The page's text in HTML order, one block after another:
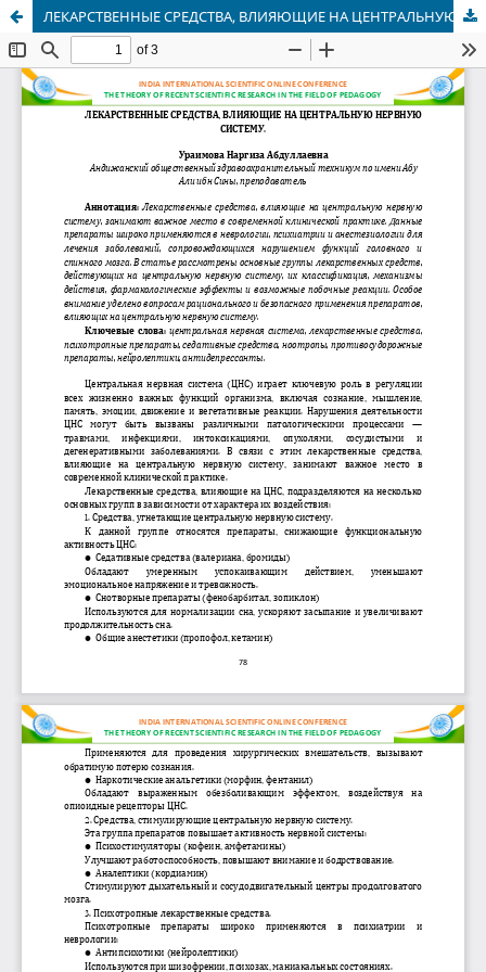
ЛЕКАРСТВЕННЫЕ СРЕДСТВА, ВЛИЯЮЩИЕ НА ЦЕНТРАЛЬНУЮ НЕРВНУЮ СИСТЕМУ.